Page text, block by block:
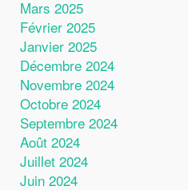
Mars 2025
Février 2025
Janvier 2025
Décembre 2024
Novembre 2024
Octobre 2024
Septembre 2024
Août 2024
Juillet 2024
Juin 2024